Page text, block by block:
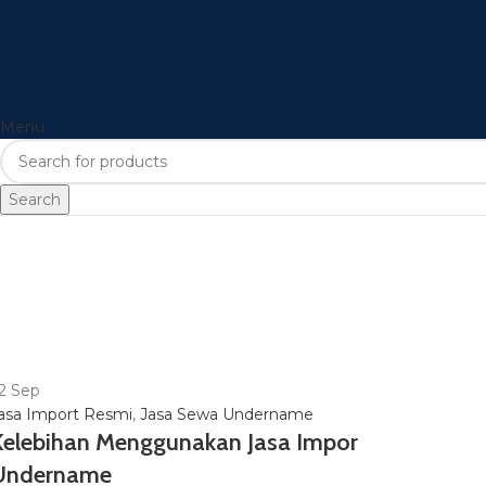
Menu
Search
Sep
Import Resmi, Jasa Sewa Undername
Menggunakan Jasa Impor